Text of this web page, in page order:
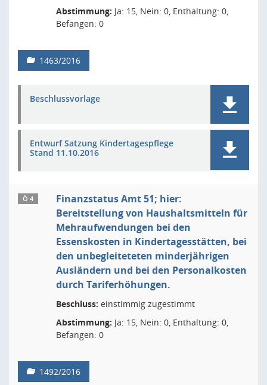
Abstimmung: Ja: 15, Nein: 0, Enthaltung: 0,
Befangen: 0
1463/2016
Beschlussvorlage
Entwurf Satzung Kindertagespflege
Stand 11.10.2016
Ö 4
Finanzstatus Amt 51; hier:
Bereitstellung von Haushaltsmitteln für
Mehraufwendungen bei den
Essenskosten in Kindertagesstätten, bei
den unbegleiteteten minderjährigen
Ausländern und bei den Personalkosten
durch Tariferhöhungen.
Beschluss: einstimmig zugestimmt
Abstimmung: Ja: 15, Nein: 0, Enthaltung: 0,
Befangen: 0
1492/2016